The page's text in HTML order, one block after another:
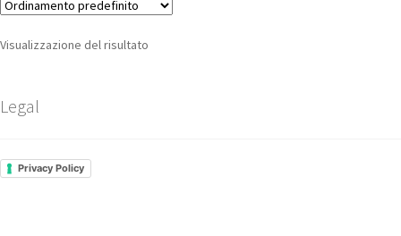
Visualizzazione del risultato
Legal
Privacy Policy